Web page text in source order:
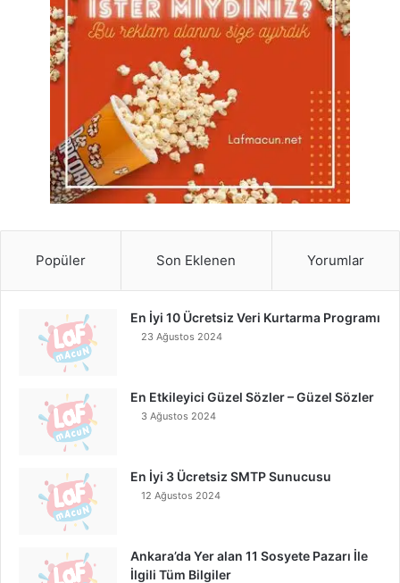
Popüler Son Eklenen Yorumlar
En İyi 10 Ücretsiz Veri Kurtarma Programı
23 Ağustos 2024
En Etkileyici Güzel Sözler – Güzel Sözler
3 Ağustos 2024
En İyi 3 Ücretsiz SMTP Sunucusu
12 Ağustos 2024
Ankara’da Yer alan 11 Sosyete Pazarı İle
İlgili Tüm Bilgiler